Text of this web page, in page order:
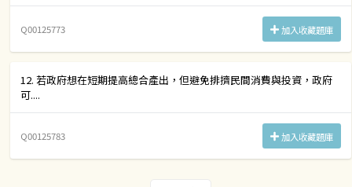
Q00125773 加入收藏題庫
12. 若政府想在短期提高總合產出，但避免排擠民間消費與投資，政府
可....
Q00125783 加入收藏題庫